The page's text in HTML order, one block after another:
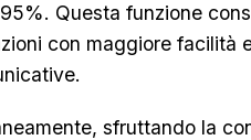
Questa funzione
con maggiore facilità
sfruttando la